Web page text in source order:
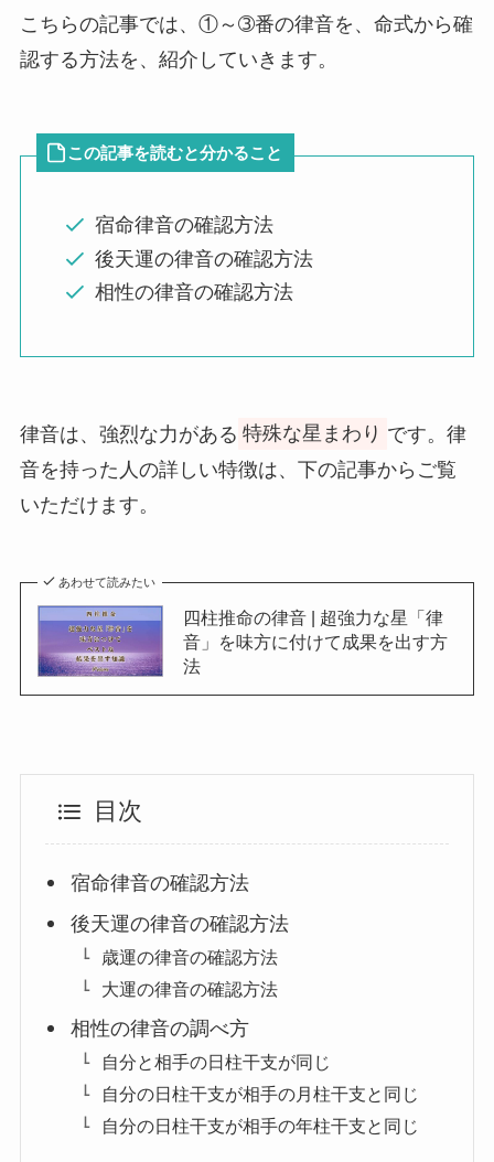
こちらの記事では、①～➂番の律音を、命式から確
認する方法を、紹介していきます。
この記事を読むと分かること
宿命律音の確認方法
後天運の律音の確認方法
相性の律音の確認方法
律音は、強烈な力がある 特殊な星まわり です。律
音を持った人の詳しい特徴は、下の記事からご覧
いただけます。
あわせて読みたい
四柱推命の律音 | 超強力な星「律
音」を味方に付けて成果を出す方
法
目次
宿命律音の確認方法
後天運の律音の確認方法
歳運の律音の確認方法
大運の律音の確認方法
相性の律音の調べ方
自分と相手の日柱干支が同じ
自分の日柱干支が相手の月柱干支と同じ
自分の日柱干支が相手の年柱干支と同じ